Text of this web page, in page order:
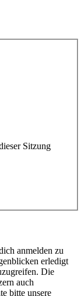
Sitzung
anmelden zu
erledigt
Die
auch
bitte unsere